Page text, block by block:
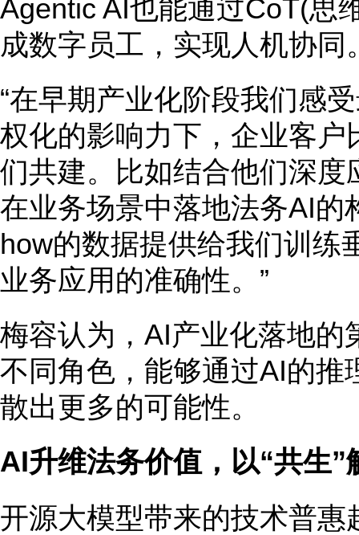
Agentic AI也能通过CoT(思
成数字员工，实现人机协同
“在早期产业化阶段我们感
权化的影响力下，企业客
们共建。比如结合他们深
在业务场景中落地法务AI的
how的数据提供给我们训练
业务应用的准确性。”
梅容认为，AI产业化落地的
不同角色，能够通过AI的推
散出更多的可能性。
AI升维法务价值，以“共生”
开源大模型带来的技术普